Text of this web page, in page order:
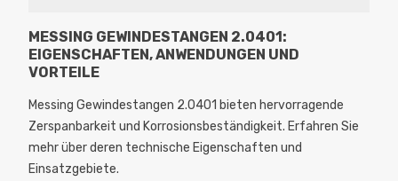
MESSING GEWINDESTANGEN 2.0401:
EIGENSCHAFTEN, ANWENDUNGEN UND
VORTEILE
Messing Gewindestangen 2.0401 bieten hervorragende
Zerspanbarkeit und Korrosionsbeständigkeit. Erfahren Sie
mehr über deren technische Eigenschaften und
Einsatzgebiete.